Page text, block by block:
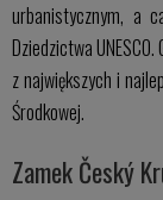
urbanistycznym, a
Dziedzictwa
z największych i
Środkowej.
Zamek Český